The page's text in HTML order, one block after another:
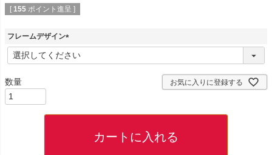
[ 155 ポイント進呈 ]
フレームデザイン
(
必
お気に入りに登録する
カートに入れる